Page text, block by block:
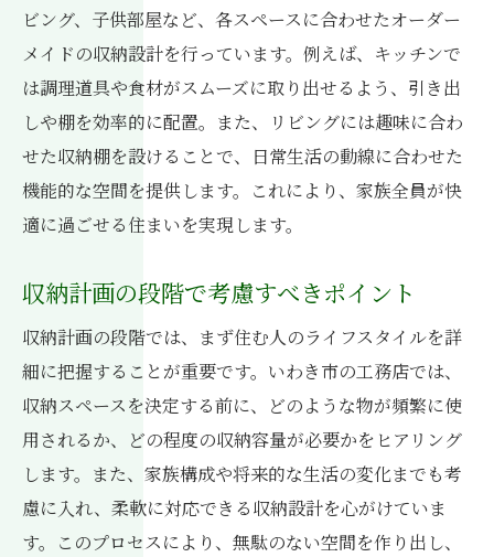
ビング、子供部屋など、各スペースに合わせたオーダー
メイドの収納設計を行っています。例えば、キッチンで
は調理道具や食材がスムーズに取り出せるよう、引き出
しや棚を効率的に配置。また、リビングには趣味に合わ
せた収納棚を設けることで、日常生活の動線に合わせた
機能的な空間を提供します。これにより、家族全員が快
適に過ごせる住まいを実現します。
収納計画の段階で考慮すべきポイント
収納計画の段階では、まず住む人のライフスタイルを詳
細に把握することが重要です。いわき市の工務店では、
収納スペースを決定する前に、どのような物が頻繁に使
用されるか、どの程度の収納容量が必要かをヒアリング
します。また、家族構成や将来的な生活の変化までも考
慮に入れ、柔軟に対応できる収納設計を心がけていま
す。このプロセスにより、無駄のない空間を作り出し、